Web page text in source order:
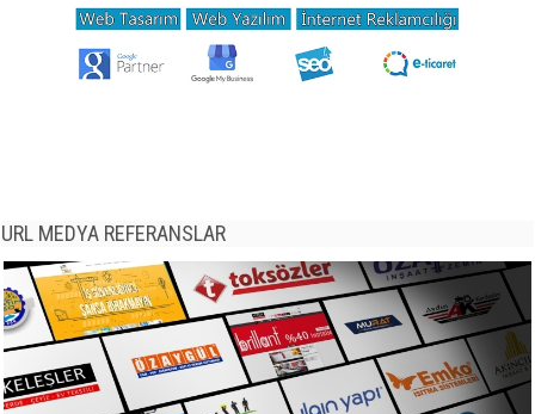
URL MEDYA REFERANSLAR